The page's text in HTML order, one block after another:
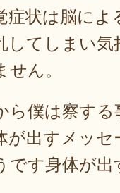
症状は脳によ
してしまい気
せん。
ら僕は察する
が出すメッセ
です身体が出